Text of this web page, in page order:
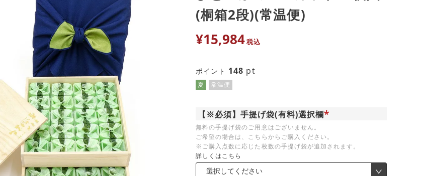
(桐箱2段)(常温便)
¥15,984税込
ポイント 148 pt
夏 常温便
【※必須】手提げ袋(有料)選択欄
須
)
無料の手提げ袋のご用意はございません。
ご希望の場合は、こちらからご購入ください。
※ご購入点数に応じた枚数の手提げ袋が追加されます。
詳しくはこちら